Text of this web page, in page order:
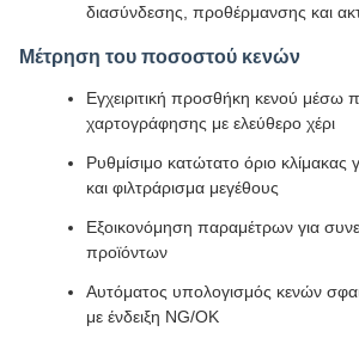
διασύνδεσης, προθέρμανσης και
Μέτρηση του ποσοστού κενών
Εγχειριτική προσθήκη κενού μέσω
χαρτογράφησης με ελεύθερο χέρι
Ρυθμίσιμο κατώτατο όριο κλίμακας
και φιλτράρισμα μεγέθους
Εξοικονόμηση παραμέτρων για
προϊόντων
Αυτόματος υπολογισμός κενών
με ένδειξη NG/OK